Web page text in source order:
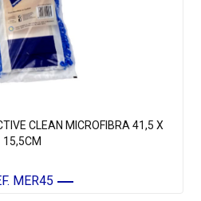
CLEAN MICROFIBRA 41,5 X
15,5CM
MER45